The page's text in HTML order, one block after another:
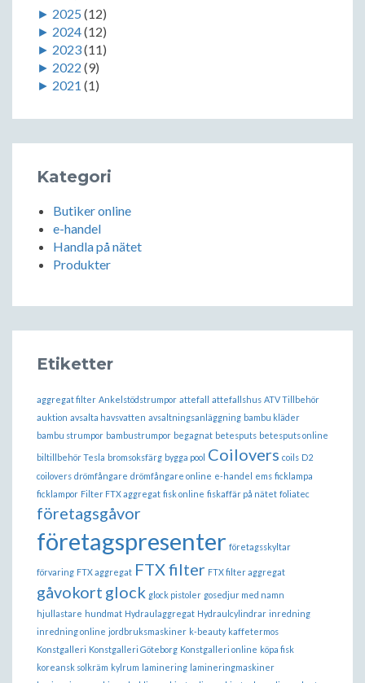
► 2025 (12)
► 2024(12)
► 2023(11)
► 2022 (9)
► 2021 (1)
Kategori
Butiker online
e-handel
Handla på nätet
Produkter
Etiketter
aggregat filter Ankelstödstrumpor attefall attefallshus ATV Tillbehör
auktion avsalta havsvatten avsaltningsanläggning bambu kläder
bambu strumpor bambustrumpor begagnat betesputs betesputs online
biltillbehör Tesla bromsoksfärg bygga pool Coilovers coils D2
coilovers drömfångare drömfångare online e-handel ems ficklampa
ficklampor Filter FTX aggregat fisk online fiskaffär på nätet foliatec
företagsgåvor
företagspresenter företagsskyltar
förvaring FTX aggregat FTX filter FTX filter aggregat
gåvokort glock glock pistoler gosedjur med namn
hjullastare hundmat Hydraulaggregat Hydraulcylindrar inredning
inredning online jordbruksmaskiner k-beauty kaffetermos
Konstgalleri Konstgalleri Göteborg Konstgalleri online köpa fisk
koreansk solkräm kylrum laminering lamineringmaskiner